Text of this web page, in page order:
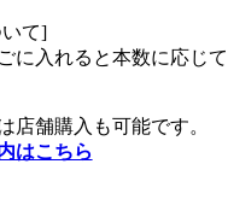
て]
に入れると本数に応じ
店舗購入も可能です。
はこちら